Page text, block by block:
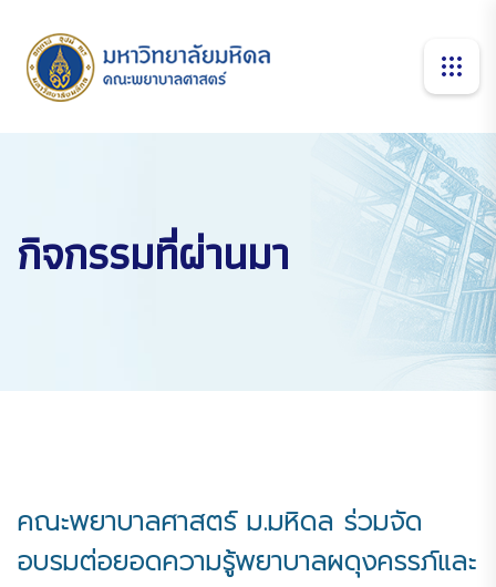
กิจกรรมที่ผ่านมา
คณะพยาบาลศาสตร์ ม.มหิดล ร่วมจัด
อบรมต่อยอดความรู้พยาบาลผดุงครรภ์และ